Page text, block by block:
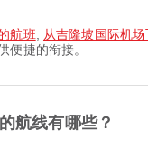
航班 从吉隆坡国际机
便捷的衔接。
航线有哪些？